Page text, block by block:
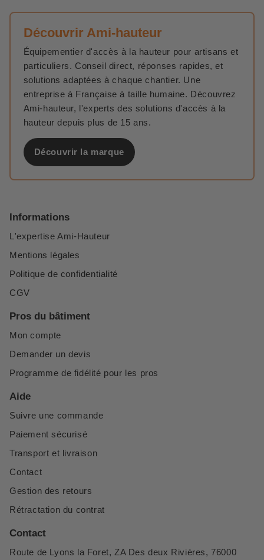
Découvrir Ami-hauteur
Équipementier d'accès à la hauteur pour artisans et
particuliers. Conseil direct, réponses rapides, et
solutions adaptées à chaque chantier. Une
entreprise à Française à taille humaine. Découvrez
Ami-hauteur, l'experts des solutions d'accès à la
hauteur depuis plus de 15 ans.
Découvrir la marque
Informations
L'expertise Ami-Hauteur
Mentions légales
Politique de confidentialité
CGV
Pros du bâtiment
Mon compte
Demander un devis
Programme de fidélité pour les pros
Aide
Suivre une commande
Paiement sécurisé
Transport et livraison
Contact
Gestion des retours
Rétractation du contrat
Contact
Route de Lyons la Foret, ZA Des deux Rivières, 76000